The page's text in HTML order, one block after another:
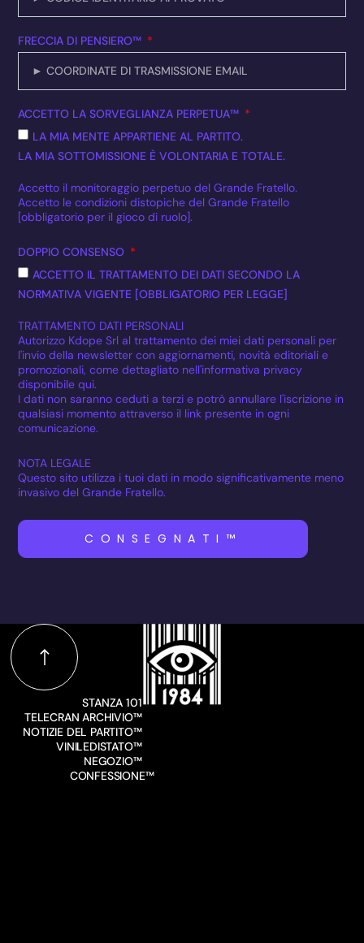
FRECCIA DI PENSIERO™
ACCETTO LA SORVEGLIANZA PERPETUA™
LA MIA MENTE APPARTIENE AL PARTITO.
LA MIA SOTTOMISSIONE È VOLONTARIA E TOTALE.
Accetto il monitoraggio perpetuo del Grande Fratello.
Accetto le condizioni distopiche del Grande Fratello
[obbligatorio per il gioco di ruolo].
DOPPIO CONSENSO
ACCETTO IL TRATTAMENTO DEI DATI SECONDO LA
NORMATIVA VIGENTE [OBBLIGATORIO PER LEGGE]
TRATTAMENTO DATI PERSONALI
Autorizzo Kdope Srl al trattamento dei miei dati personali per
l'invio della newsletter con aggiornamenti, novità editoriali e
promozionali, come dettagliato nell'informativa privacy
disponibile qui.
I dati non saranno ceduti a terzi e potrò annullare l'iscrizione in
qualsiasi momento attraverso il link presente in ogni
comunicazione.
NOTA LEGALE
Questo sito utilizza i tuoi dati in modo significativamente meno
invasivo del Grande Fratello.
CONSEGNATI™
STANZA 101
TELECRAN ARCHIVIO™
NOTIZIE DEL PARTITO™
VINILEDISTATO™
NEGOZIO™
CONFESSIONE™